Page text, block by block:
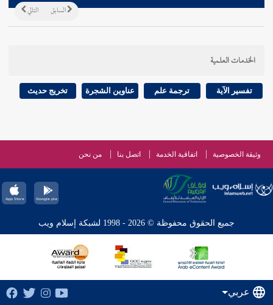
التالي السابق
الخدمات العلمية
تفسير الآية ترجمة علم عناوين الشجرة تخريج حديث
وثيقة الخصوصية اتفاقية الخدمة اتصل بنا من نحن
جميع الحقوق محفوظة © 2026 - 1998 لشبكة إسلام ويب
عربي